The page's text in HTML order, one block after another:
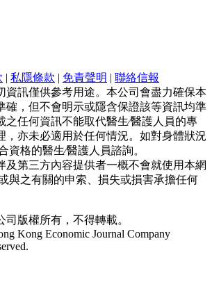
| 私隱條款 | 免責聲明 | 聯絡信報
資訊僅供參考用途。本公司會盡力確保本
確，但不會明示或隱含保證該等資訊均準
之任何資訊不能取代醫生∕醫護人員的專
，亦未必適用於任何情況。如對身體狀況
資格的醫生∕醫護人員諮詢。
及第三方內容提供者一概不會就使用本網
與之有關的申索、損失或損害承擔任何
版權所有，不得轉載。
Kong Economic Journal Company